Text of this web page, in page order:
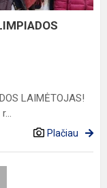
LAIMĖTOJAS!
Plačiau